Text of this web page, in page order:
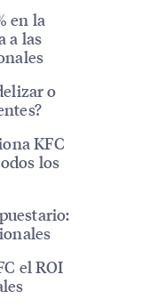
en la
a las
o
KFC
los
el ROI